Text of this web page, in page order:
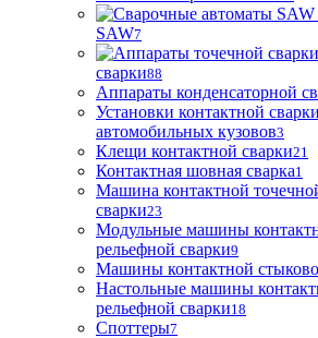
SAW7
сварки88
Аппараты конденсаторной
Установки контактной
автомобильных кузовов3
Клещи контактной сварки21
Контактная шовная сварка1
Машина контактной
сварки23
Модульные машины
рельефной сварки9
Машины контактной
Настольные машины
рельефной сварки18
Споттеры7